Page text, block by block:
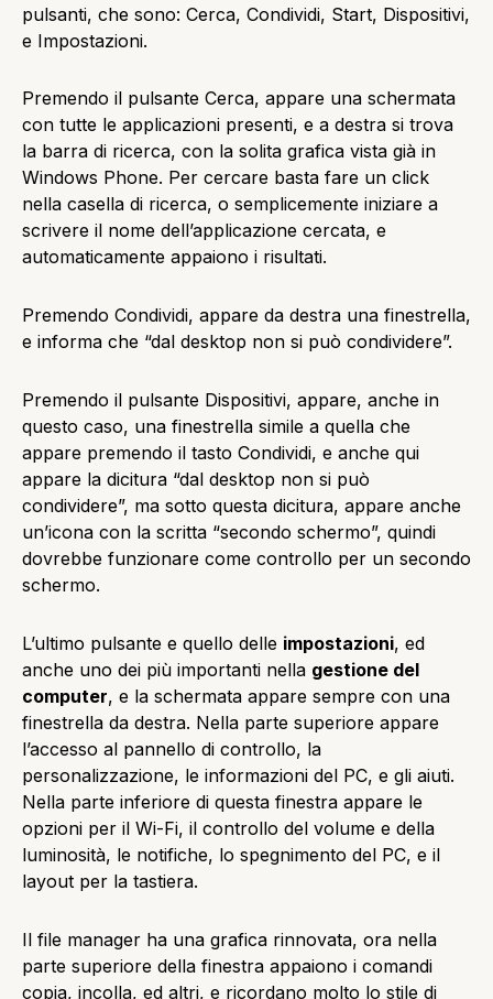
pulsanti, che sono: Cerca, Condividi, Start, Dispositivi,
e Impostazioni.
Premendo il pulsante Cerca, appare una schermata
con tutte le applicazioni presenti, e a destra si trova
la barra di ricerca, con la solita grafica vista già in
Windows Phone. Per cercare basta fare un click
nella casella di ricerca, o semplicemente iniziare a
scrivere il nome dell’applicazione cercata, e
automaticamente appaiono i risultati.
Premendo Condividi, appare da destra una finestrella,
e informa che “dal desktop non si può condividere”.
Premendo il pulsante Dispositivi, appare, anche in
questo caso, una finestrella simile a quella che
appare premendo il tasto Condividi, e anche qui
appare la dicitura “dal desktop non si può
condividere”, ma sotto questa dicitura, appare anche
un’icona con la scritta “secondo schermo”, quindi
dovrebbe funzionare come controllo per un secondo
schermo.
L’ultimo pulsante e quello delle impostazioni, ed
anche uno dei più importanti nella gestione del
computer, e la schermata appare sempre con una
finestrella da destra. Nella parte superiore appare
l’accesso al pannello di controllo, la
personalizzazione, le informazioni del PC, e gli aiuti.
Nella parte inferiore di questa finestra appare le
opzioni per il Wi-Fi, il controllo del volume e della
luminosità, le notifiche, lo spegnimento del PC, e il
layout per la tastiera.
Il file manager ha una grafica rinnovata, ora nella
parte superiore della finestra appaiono i comandi
copia, incolla, ed altri, e ricordano molto lo stile di